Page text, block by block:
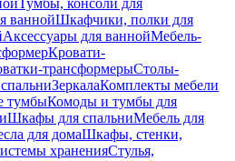
Тумбы, консоли для
ваннойШкафчики, полки для
Аксессуары для ваннойМебель-
Кровати-
трансформерыСтолы-
ЗеркалаКомплекты мебели
тумбыКомоды и тумбы для
Шкафы для спальниМебель для
для домаШкафы, стенки,
храненияСтулья,